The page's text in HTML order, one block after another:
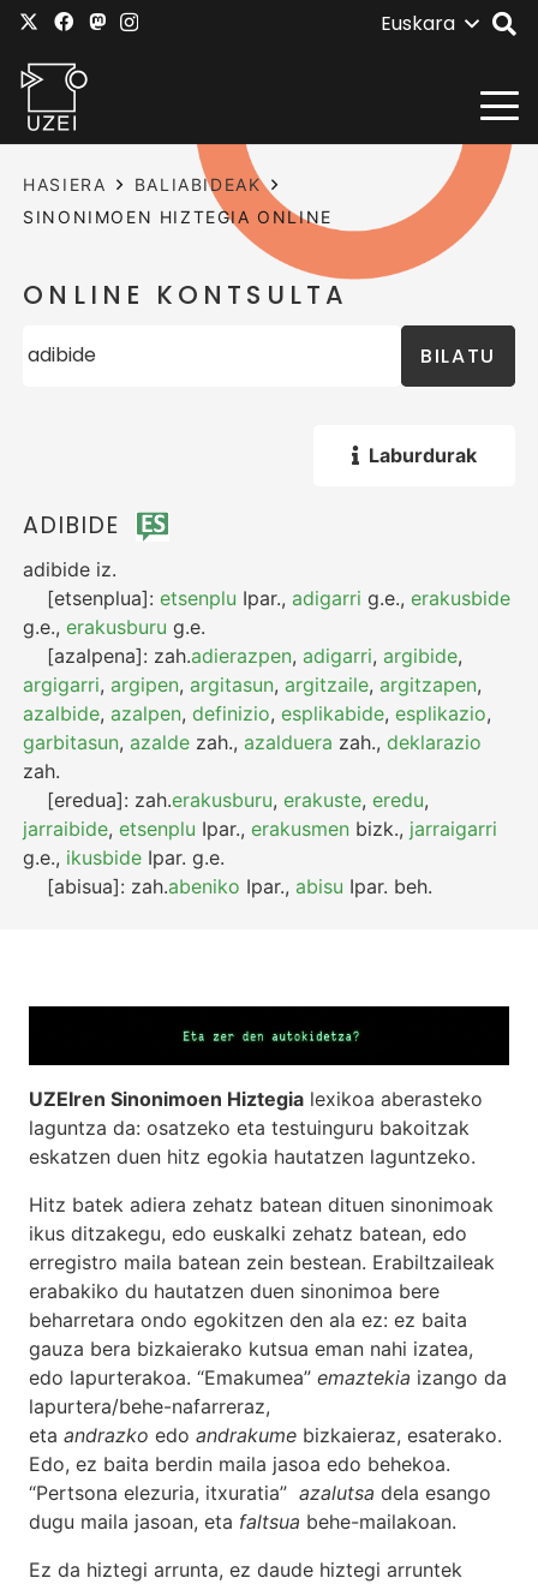
Euskara
HASIERA
BALIABIDEAK
SINONIMOEN HIZTEGIA ONLINE
ONLINE KONTSULTA
BILATU
Laburdurak
ADIBIDE
adibide iz.
[etsenplua]:etsenplu Ipar.,adigarri g.e.,erakusbide
g.e.,erakusburu g.e.
[azalpena]: zah.adierazpen,adigarri,argibide,
argigarri,argipen,argitasun,argitzaile,argitzapen,
azalbide,azalpen,definizio,esplikabide,esplikazio,
garbitasun,azalde zah.,azalduera zah.,deklarazio
zah.
[eredua]: zah.erakusburu,erakuste,eredu,
jarraibide,etsenplu Ipar.,erakusmen bizk., jarraigarri
g.e., ikusbide Ipar. g.e.
[abisua]: zah.abeniko Ipar.,abisu Ipar. beh.
UZEIren Sinonimoen Hiztegia lexikoa aberasteko
laguntza da: osatzeko eta testuinguru bakoitzak
eskatzen duen hitz egokia hautatzen laguntzeko.
Hitz batek adiera zehatz batean dituen sinonimoak
ikus ditzakegu, edo euskalki zehatz batean, edo
erregistro maila batean zein bestean. Erabiltzaileak
erabakiko du hautatzen duen sinonimoa bere
beharretara ondo egokitzen den ala ez: ez baita
gauza bera bizkaierako kutsua eman nahi izatea,
edo lapurterakoa. “Emakumea” emaztekia izango da
lapurtera/behe-nafarreraz,
eta andrazko edo andrakume bizkaieraz, esaterako.
Edo, ez baita berdin maila jasoa edo behekoa.
“Pertsona elezuria, itxuratia” azalutsa dela esango
dugu maila jasoan, eta faltsua behe-mailakoan.
Ez da hiztegi arrunta, ez daude hiztegi arruntek